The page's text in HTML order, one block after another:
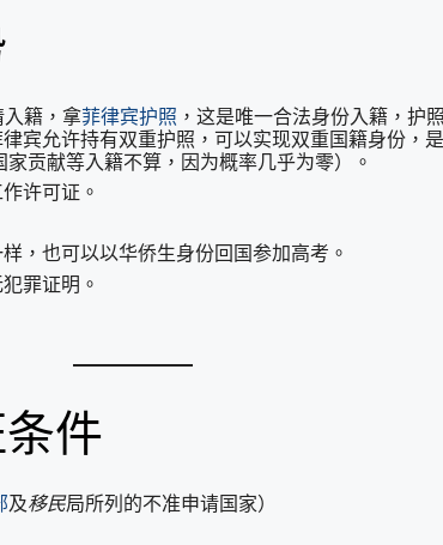
籍，拿菲律宾护照 ，这是唯一合法身份入籍，护
宾允许持有双重护照，可以实现双重国籍身份，
贡献等入籍不算，因为概率几乎为零）。
许可证。
，也可以以华侨生身份回国参加高考。
罪证明。
件
及移民局所列的不准申请国家）